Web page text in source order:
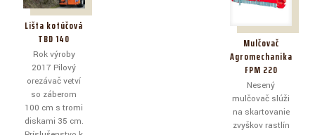
Lišta kotúčová
TBD 140
Rok výroby
2017 Pilový
orezávač vetví
so záberom
100 cm s tromi
diskami 35 cm.
Mulčovač
Agromechanika
FPM 220
Nesený
mulčovač slúži
na skartovanie
zvyškov rastlín